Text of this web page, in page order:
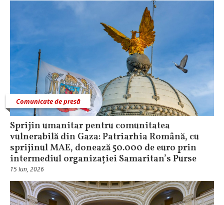
Comunicate de presă
Sprijin umanitar pentru comunitatea
vulnerabilă din Gaza: Patriarhia Română, cu
sprijinul MAE, donează 50.000 de euro prin
intermediul organizației Samaritan’s Purse
15 Iun, 2026